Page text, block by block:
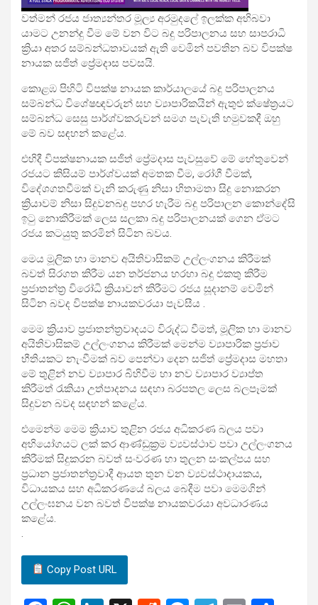
වත්මන් රජය ජාත්‍යන්තර මූල්‍ය අරමුදලේ ඉලක්ක අභිබවා
යාමට උනන්දු වීම මේ වන විට බදු පරිපාලනය සහ සාපරාධි
ක්‍රියා අතර සම්බන්ධතාවයක් ඇති වෙමින් පවතින බව විපක්ෂ
නායක සජිත් ප්‍රේමදාස පවසයි.
කොළඹ පිහිටි විපක්ෂ නායක කාර්යාලයේ බදු පරිපාලනය
සම්බන්ධ විශේෂඥවරුන් සහ ව්‍යාපාරිකයින් ඇතුළු ක්ෂේත්‍රයට
සම්බන්ධ සෙසු පාර්ශ්වකරුවන් සමග පැවැති හමුවකදී ඔහු
මේ බව සඳහන් කළේය.
එහිදී විපක්ෂනායක සජිත් ප්‍රේමදාස පැවසුවේ මේ හේතුවෙන්
රජයට කිසියම් පාර්ශ්වයක් අමතක වීම, රෝගී වීමක්,
විදේශගතවීමක් වැනි කරුණු නිසා හිතාමතා සිදු නොකරන
ක්‍රියාවම් නිසා සිදුවනබදු පහර හැරීම බදු පරිපාලන කොන්දේසි
ඉටු නොකිරීමක් ලෙස සලකා බදු පරිපාලනයක් ගෙන ඒමට
රජය කටයුතු කරමින් සිටින බවය.
මෙය මූලික හා මානව අයිතිවාසිකම් උල්ලංගනය කිරීමක්
බවත් සිරගත කිරීම යන තර්ජනය හරහා බදු එකතු කිරීම
ප්‍රජාතන්ත්‍ර විරෝධි ක්‍රියාවන් කිරීමට රජය සූදානම් වෙමින්
සිටින බවද විපක්ෂ නායකවරයා පැවසීය .
මෙම ක්‍රියාව ප්‍රජාතන්ත්‍රවාදයට විරුද්ධ වීමත්, මූලික හා මානව
අයිතිවාසිකම් උල්ලංගනය කිරීමක් මෙන්ම ව්‍යාපාරික ප්‍රජාව
භීතියකට නැංවීමක් බව පෙන්වා දෙන සජිත් ප්‍රේමදාස මහතා
මේ තුළින් නව ව්‍යාපාර බිහිවීම හා නව ව්‍යාපාර ව්‍යාප්ත
කිරීමත් රැකියා උත්පාදනය සඳහා බරපතල ලෙස බලපෑමක්
සිදුවන බවද සඳහන් කළේය.
එමෙන්ම මෙම ක්‍රියාව තුළින රජය අධිකරණ බලය පවා
අභියෝගයට ලක් කර ආණ්ඩුක්‍රම ව්‍යවස්ථාව පවා උල්ලංගනය
කිරීමක් සිදුකරන බවත් සංවරණ හා තුලන සංකල්පය සහ
ප්‍රධාන ප්‍රජාතන්ත්‍රවාදී ආයත තුන වන ව්‍යවස්ථාදායකය,
විධායකය සහ අධිකරණයේ බලය බෙදීම පවා මෙමගින්
උල්ලංඝනය වන බවත් විපක්ෂ නායකවරයා අවධාරණය
කළේය.
.
Copy Post URL